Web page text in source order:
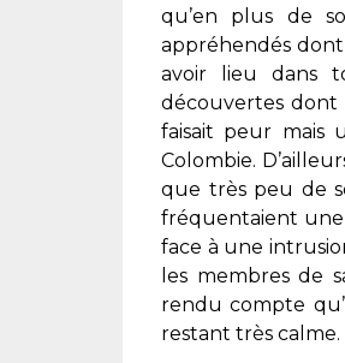
qu’en plus de
appréhendés dont
avoir lieu dans
découvertes dont
faisait peur mais
Colombie.
que très peu de
fréquentaient une
face à une
les membres de
rendu compte
restant très calme.